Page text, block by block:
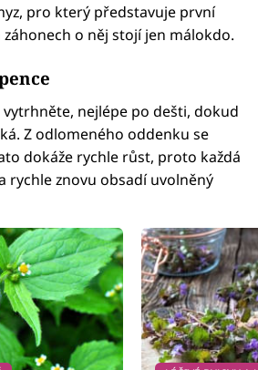
pro který představuje první
o něj stojí jen málokdo.
vytrhněte, nejlépe po dešti, dokud
Z odlomeného oddenku se
dokáže rychle růst, proto každá
rychle znovu obsadí uvolněný